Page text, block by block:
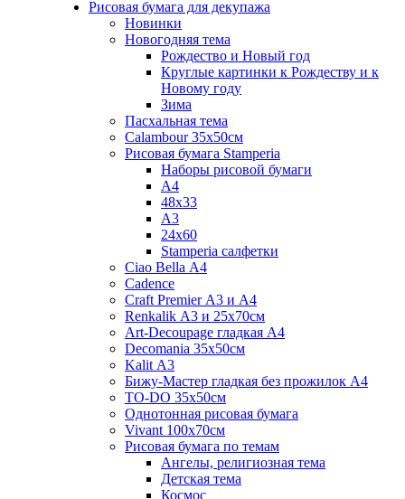
Рисовая бумага для декупажа
Новинки
Новогодняя тема
Рождество и Новый год
Круглые картинки к Рождеству и к
Новому году
Зима
Пасхальная тема
Calambour 35х50см
Рисовая бумага Stamperia
Наборы рисовой бумаги
А4
48х33
А3
24х60
Stamperia салфетки
Ciao Bella А4
Cadence
Craft Premier А3 и А4
Renkalik А3 и 25х70см
Art-Decoupage гладкая А4
Decomania 35х50см
Kalit А3
Бижу-Мастер гладкая без прожилок А4
TO-DO 35х50см
Однотонная рисовая бумага
Vivant 100х70см
Рисовая бумага по темам
Ангелы, религиозная тема
Детская тема
Космос